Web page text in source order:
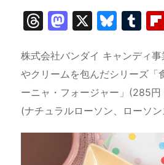
T
e
a
d
s
M
st
o
d
o
n
X
Bl
e
s
k
y
T
m
bl
r
株式会社バンダイ キャンディ
やクリームを包んだシリーズ
ーニャ・フォージャー」(285
(ナチュラルローソン、ローソ